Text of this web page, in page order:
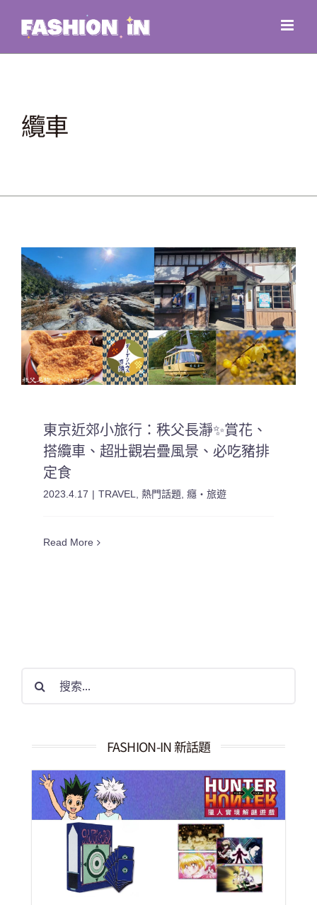
content
纜車
東京近郊小旅行：秩父長瀞✨賞花、
搭纜車、超壯觀岩疊風景、必吃豬排
定食
2023.4.17 | TRAVEL,熱門話題,癮・旅遊
Read More
果：
FASHION-IN 新話題